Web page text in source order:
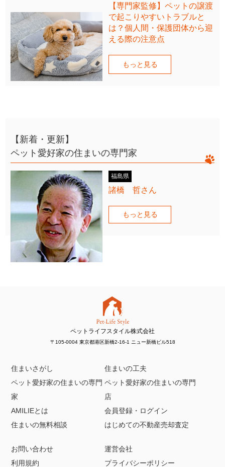
【専門家監修】ペットの譲渡
で起こりやすいトラブルと
は？個人間・保護団体から迎
える際の注意点
もっと見る
【新着・更新】
ペット愛好家の住まいの専門家
福島県
諸橋 哲さん
もっと見る
ペットライフスタイル株式会社
〒105-0004 東京都港区新橋2-16-1 ニュー新橋ビル518
住まいさがし
住まいの工夫
ペット愛好家の住まいの専門
家
ペット愛好家の住まいの専門
店
AMILIEとは
会員登録・ログイン
住まいの無料相談
はじめての不動産売却査定
お問い合わせ
運営会社
利用規約
プライバシーポリシー